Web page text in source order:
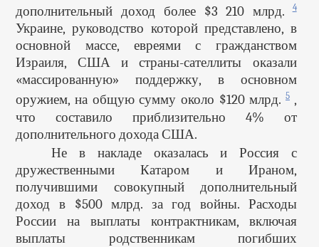
дополнительный доход более $3 210 млрд.4
Украине, руководство которой представлено, в
основной массе, евреями с гражданством
Израиля, США и страны-сателлиты оказали
«массированную» поддержку, в основном
оружием, на общую сумму около $120 млрд. 5 ,
что составило приблизительно 4% от
дополнительного дохода США.
Не в накладе оказалась и Россия с
дружественными Катаром и Ираном,
получившими совокупный дополнительный
доход в $500 млрд. за год войны. Расходы
России на выплаты контрактникам, включая
выплаты родственникам погибших